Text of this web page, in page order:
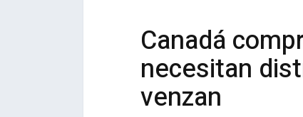
Canadá
necesitan
venzan